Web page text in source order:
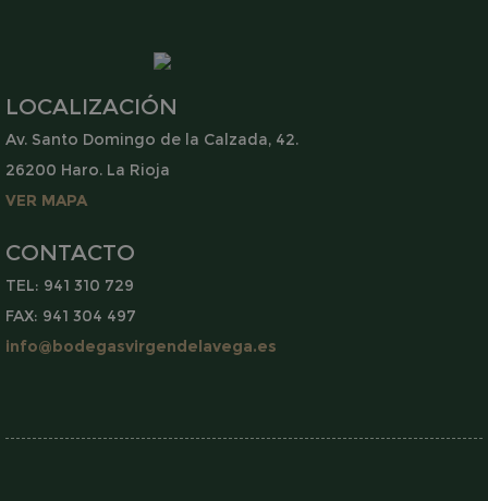
LOCALIZACIÓN
Av. Santo Domingo de la Calzada, 42.
26200 Haro. La Rioja
VER MAPA
CONTACTO
TEL: 941 310 729
FAX: 941 304 497
info@bodegasvirgendelavega.es
permiten la funcionalidad central del sitio
web, como el inicio de sesión del usuario y
la administración de la cuenta. El sitio web
no puede utilizarse correctamente sin las
cookies estrictamente necesarias.
Nombre